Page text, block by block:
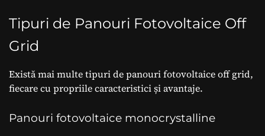
Tipuri de Panouri Fotovoltaice Off
Grid
Există mai multe tipuri de panouri fotovoltaice off grid,
fiecare cu propriile caracteristici și avantaje.
Panouri fotovoltaice monocrystalline